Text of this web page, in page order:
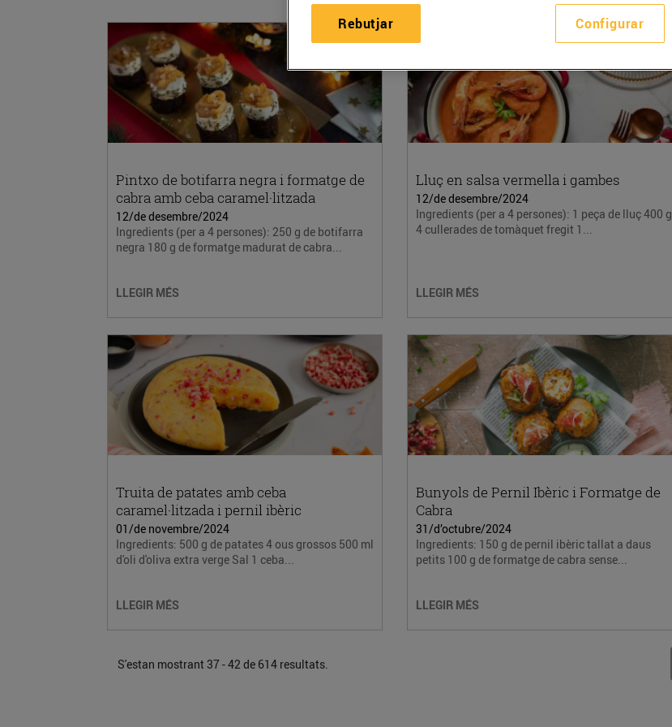
Pintxo de botifarra negra i formatge de
cabra amb ceba caramel·litzada
12/de desembre/2024
Ingredients (per a 4 persones): 250 g de botifarra
negra 180 g de formatge madurat de cabra...
LLEGIR MÉS
Lluç en salsa vermella i gambes
12/de desembre/2024
Ingredients (per a 4 persones): 1 peça de lluç 400 g
4 cullerades de tomàquet fregit 1...
LLEGIR MÉS
Truita de patates amb ceba
caramel·litzada i pernil ibèric
01/de novembre/2024
Ingredients: 500 g de patates 4 ous grossos 500 ml
d'oli d'oliva extra verge Sal 1 ceba...
LLEGIR MÉS
Bunyols de Pernil Ibèric i Formatge de
Cabra
31/d’octubre/2024
Ingredients: 150 g de pernil ibèric tallat a daus
petits 100 g de formatge de cabra sense...
LLEGIR MÉS
S'estan mostrant 37 - 42 de 614 resultats.
Configurar
Rebutjar